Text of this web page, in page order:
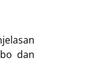
dan